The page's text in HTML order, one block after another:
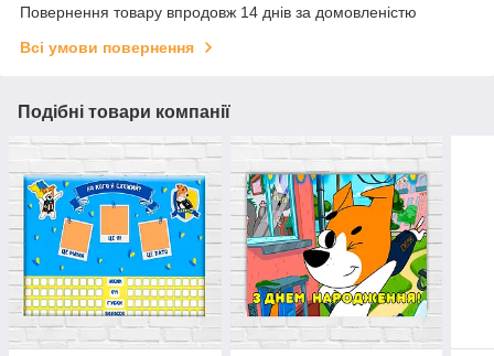
Повернення товару впродовж 14 днів за домовленістю
Всі умови повернення
Подібні товари компанії